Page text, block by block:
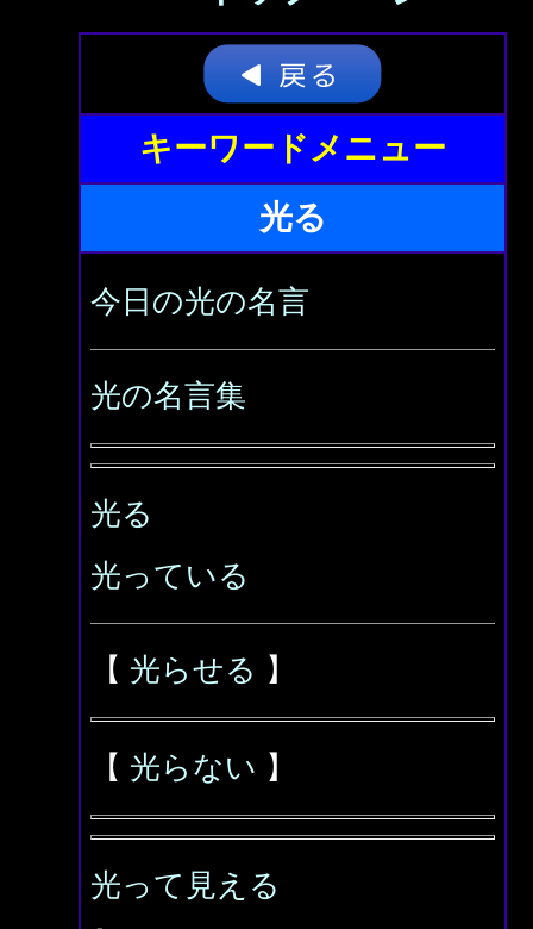
キーワードメニュー
光る
今日の光の名言
光の名言集
光る
光っている
【 光らせる 】
【 光らない 】
光って見える